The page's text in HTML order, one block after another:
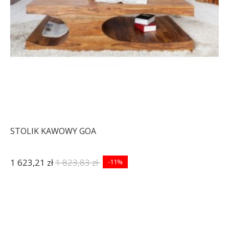
STOLIK KAWOWY GOA
1 623,21 zł1 823,83 zł -11%